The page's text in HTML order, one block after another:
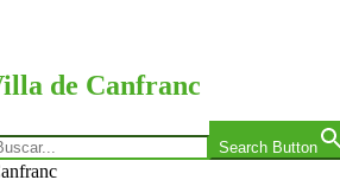
comarca
Search Button
de Canfranc